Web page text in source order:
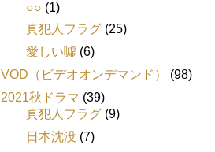
○○ (1)
真犯人フラグ (25)
愛しい噓 (6)
VOD（ビデオオンデマンド）
(98)
2021秋ドラマ (39)
真犯人フラグ (9)
日本沈没 (7)